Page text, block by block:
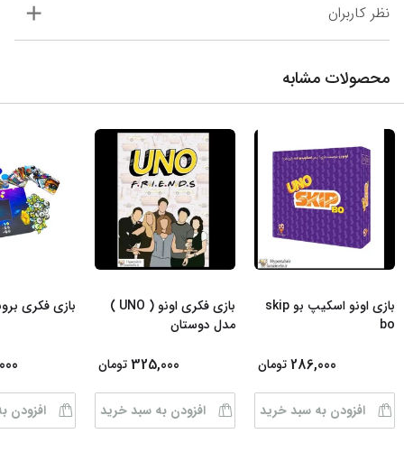
نظر کاربران
محصولات مشابه
بازی اونو اسکیپ بو skip
bo
286,000 تومان
افزودن به سبد خرید
بازی فکری اونو ( UNO )
مدل دوستان
325,000 تومان
افزودن به سبد خرید
بازی فکری
افزودن